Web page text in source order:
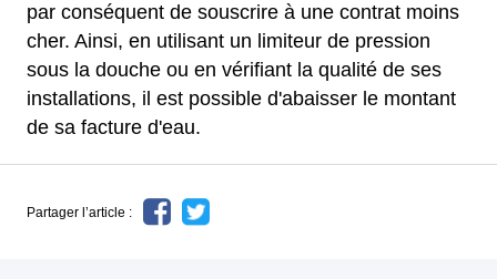
par conséquent de souscrire à une contrat moins
cher. Ainsi, en utilisant un limiteur de pression
sous la douche ou en vérifiant la qualité de ses
installations, il est possible d'abaisser le montant
de sa facture d'eau.
Partager l’article :